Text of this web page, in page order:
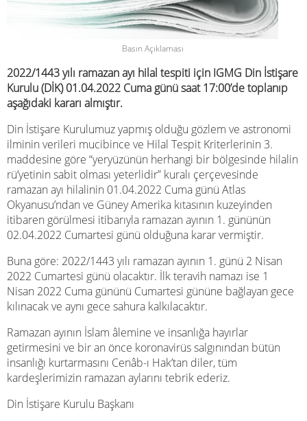
Basın Açıklaması
2022/1443 yılı ramazan ayı hilal tespiti için IGMG Din İstişare
Kurulu (DİK) 01.04.2022 Cuma günü saat 17:00’de toplanıp
aşağıdaki kararı almıştır.
Din İstişare Kurulumuz yapmış olduğu gözlem ve astronomi
ilminin verileri mucibince ve Hilal Tespit Kriterlerinin 3.
maddesine göre “yeryüzünün herhangi bir bölgesinde hilalin
rü’yetinin sabit olması yeterlidir” kuralı çerçevesinde
ramazan ayı hilalinin 01.04.2022 Cuma günü Atlas
Okyanusu’ndan ve Güney Amerika kıtasının kuzeyinden
itibaren görülmesi itibarıyla ramazan ayının 1. gününün
02.04.2022 Cumartesi günü olduğuna karar vermiştir.
Buna göre: 2022/1443 yılı ramazan ayının 1. günü 2 Nisan
2022 Cumartesi günü olacaktır. İlk teravih namazı ise 1
Nisan 2022 Cuma gününü Cumartesi gününe bağlayan gece
kılınacak ve aynı gece sahura kalkılacaktır.
Ramazan ayının İslam âlemine ve insanlığa hayırlar
getirmesini ve bir an önce koronavirüs salgınından bütün
insanlığı kurtarmasını Cenâb-ı Hak’tan diler, tüm
kardeşlerimizin ramazan aylarını tebrik ederiz.
Din İstişare Kurulu Başkanı